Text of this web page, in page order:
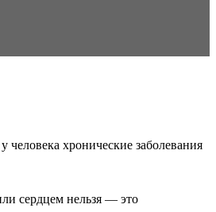
человека хронические заболевания
сердцем нельзя — это